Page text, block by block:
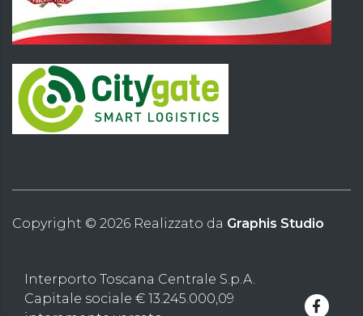
Copyright © 2026 Realizzato da Graphis Studio
Interporto Toscana Centrale S.p.A.
Capitale sociale € 13.245.000,09